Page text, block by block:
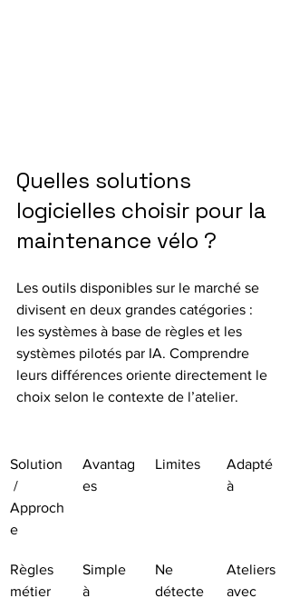
Quelles solutions
logicielles choisir pour la
maintenance vélo ?
Les outils disponibles sur le marché se
divisent en deux grandes catégories :
les systèmes à base de règles et les
systèmes pilotés par IA. Comprendre
leurs différences oriente directement le
choix selon le contexte de l’atelier.
Solution
/
Approch
e
Avantag
es
Limites
Adapté
à
Règles
métier
Simple
à
Ne
détecte
Ateliers
avec